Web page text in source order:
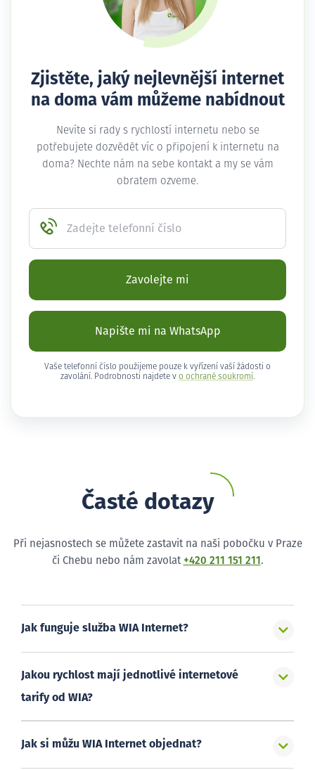
Zjistěte, jaký nejlevnější internet
na doma vám můžeme nabídnout
Nevíte si rady s rychlostí internetu nebo se
potřebujete dozvědět víc o připojení k internetu na
doma? Nechte nám na sebe kontakt a my se vám
obratem ozveme.
Zadejte telefonní číslo
Zavolejte mi
Napište mi na WhatsApp
Vaše telefonní číslo použijeme pouze k vyřízení vaší žádosti o
zavolání. Podrobnosti najdete v o ochraně soukromí .
Časté dotazy
Při nejasnostech se můžete zastavit na naši pobočku v Praze
či Chebu nebo nám zavolat +420 211 151 211 .
Jak funguje služba WIA Internet?
Jakou rychlost mají jednotlivé internetové
tarify od WIA?
Jak si můžu WIA Internet objednat?